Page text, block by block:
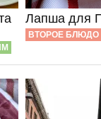
Лапша для
ВТОРОЕ БЛЮДО